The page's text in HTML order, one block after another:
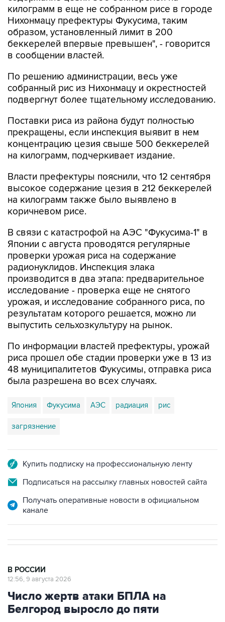
килограмм в еще не собранном рисе в городе
Нихонмацу префектуры Фукусима, таким
образом, установленный лимит в 200
беккерелей впервые превышен", - говорится
в сообщении властей.
По решению администрации, весь уже
собранный рис из Нихонмацу и окрестностей
подвергнут более тщательному исследованию.
Поставки риса из района будут полностью
прекращены, если инспекция выявит в нем
концентрацию цезия свыше 500 беккерелей
на килограмм, подчеркивает издание.
Власти префектуры пояснили, что 12 сентября
высокое содержание цезия в 212 беккерелей
на килограмм также было выявлено в
коричневом рисе.
В связи с катастрофой на АЭС "Фукусима-1" в
Японии с августа проводятся регулярные
проверки урожая риса на содержание
радионуклидов. Инспекция злака
производится в два этапа: предварительное
исследование - проверка еще не снятого
урожая, и исследование собранного риса, по
результатам которого решается, можно ли
выпустить сельхозкультуру на рынок.
По информации властей префектуры, урожай
риса прошел обе стадии проверки уже в 13 из
48 муниципалитетов Фукусимы, отправка риса
была разрешена во всех случаях.
Япония Фукусима АЭС радиация рис
загрязнение
Купить подписку на профессиональную ленту
Подписаться на рассылку главных новостей сайта
Получать оперативные новости в официальном
канале
В РОССИИ
12:56, 9 августа 2026
Число жертв атаки БПЛА на
Белгород выросло до пяти